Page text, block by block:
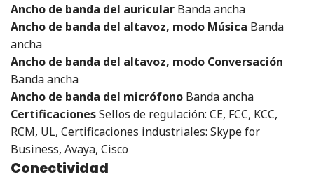
Ancho de banda del auricular Banda ancha
Ancho de banda del altavoz, modo Música Banda
ancha
Ancho de banda del altavoz, modo Conversación
Banda ancha
Ancho de banda del micrófono Banda ancha
CertificacionesSellos de regulación: CE, FCC, KCC,
RCM, UL, Certificaciones industriales: Skype for
Business, Avaya, Cisco
Conectividad